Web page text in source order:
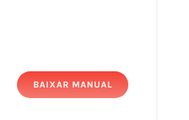
BAIXAR MANUAL